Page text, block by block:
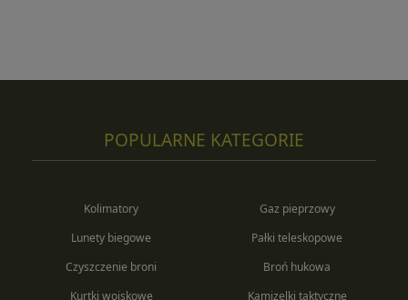
POPULARNE KATEGORIE
Kolimatory
Lunety biegowe
Czyszczenie broni
Gaz pieprzowy
Pałki teleskopowe
Broń hukowa
Kurtki wojskowe
Kamizelki taktyczne